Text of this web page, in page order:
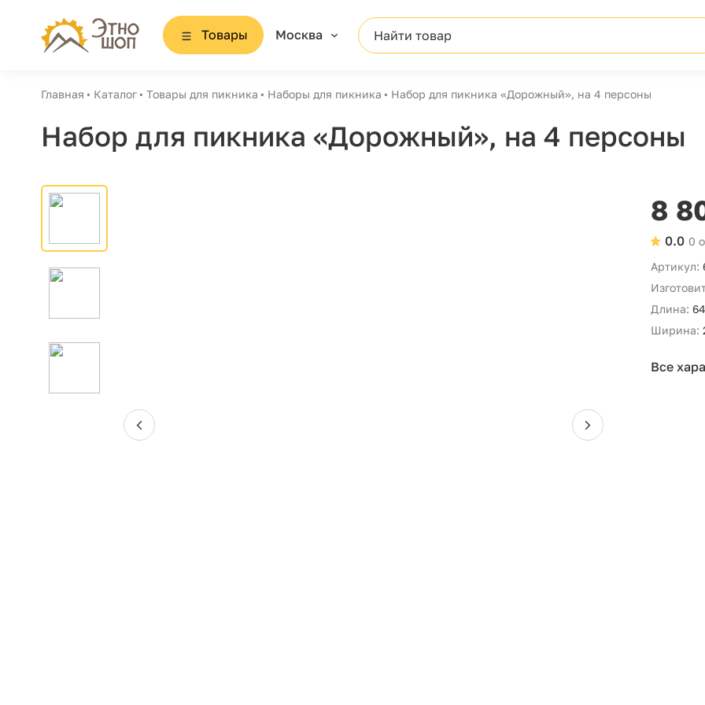
Товары Москва Найти товар
Главная Каталог Товары для пикника Наборы для пикника Набор для пикника «Дорожный», на 4 персоны
Набор для пикника «Дорожный», на 4 персоны
8
0
0.0
Артикул:
Длина:
Ширина:
Все